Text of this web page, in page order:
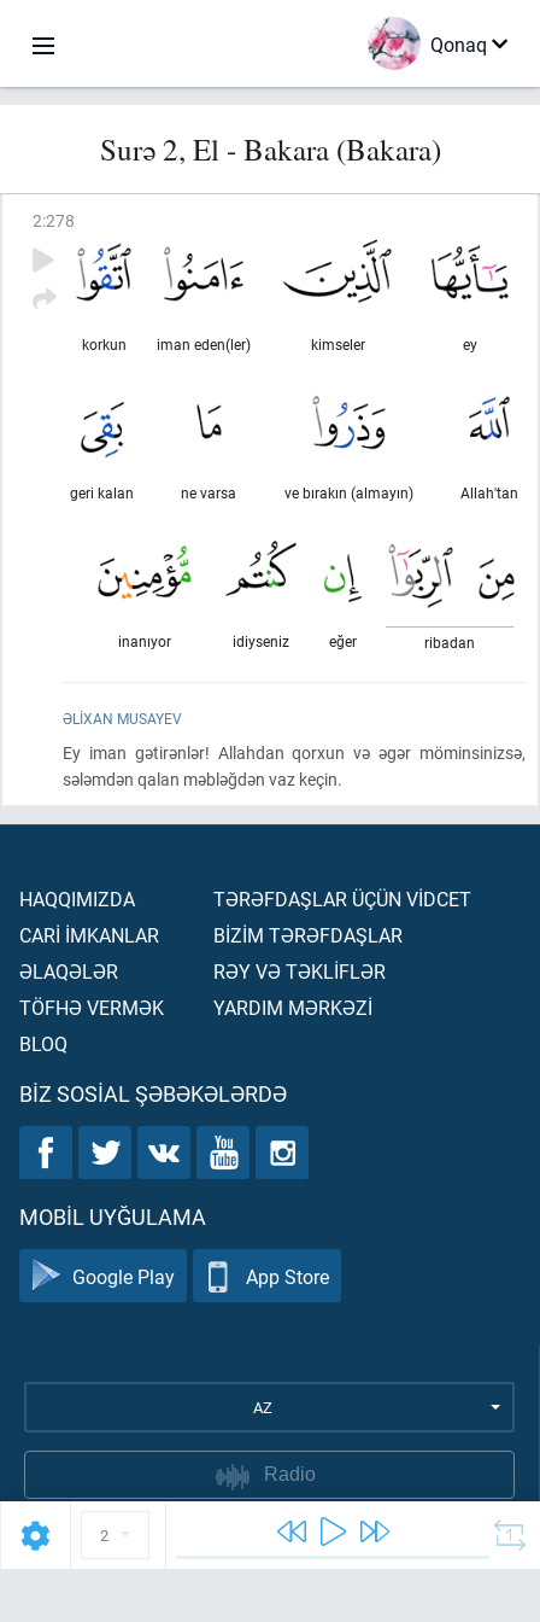
Qonaq
2
Surə 2, El - Bakara (Bakara)
2:278
ey
kimseler
iman eden(ler)
korkun
Allah'tan
ve bırakın (almayın)
ne varsa
geri kalan
ribadan
eğer
idiyseniz
inanıyor
ƏLIXAN MUSAYEV
Ey iman gətirənlər! Allahdan qorxun və əgər möminsinizsə,
sələmdən qalan məbləğdən vaz keçin.
HAQQIMIZDA
CARİ İMKANLAR
ƏLAQƏLƏR
TÖFHƏ VERMƏK
BLOQ
TƏRƏFDAŞLAR ÜÇÜN VİDCET
BİZİM TƏRƏFDAŞLAR
RƏY VƏ TƏKLİFLƏR
YARDIM MƏRKƏZİ
BIZ SOSIAL ŞƏBƏKƏLƏRDƏ
MOBIL UYĞULAMA
Google Play App Store
AZ
Radio
İstifadə şərtləri
Məxfilik siyasəti